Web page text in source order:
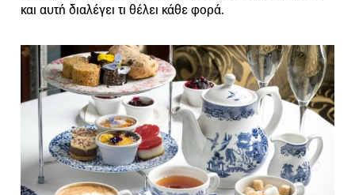
και αυτή διαλέγει τι θέλει κάθε φορά.